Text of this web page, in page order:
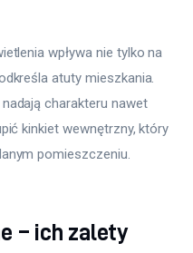
wpływa nie tylko na
atuty mieszkania.
charakteru nawet
kinkiet wewnętrzny, który
pomieszczeniu.
– ich zalety